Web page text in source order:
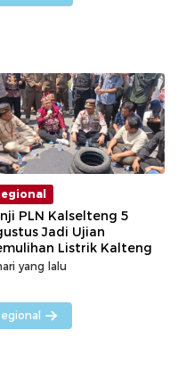
PLN Kalselteng 5
Jadi Ujian
Listrik Kalteng
yang lalu